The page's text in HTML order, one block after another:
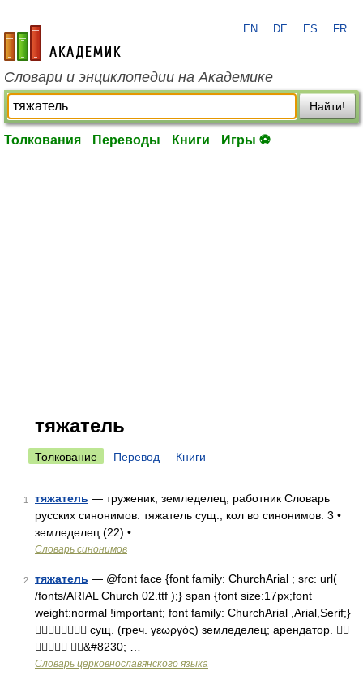
academic.ru
EN DE ES FR
Словари и энциклопедии на Академике
Найти!
Толкования Переводы Книги Игры ⚽
тяжатель
Толкование Перевод Книги
1 тяжатель — труженик, земледелец, работник Словарь
русских синонимов. тяжатель сущ., кол во синонимов: 3 •
земледелец (22) • …
Словарь синонимов
2 тяжатель — @font face {font family: ChurchArial ; src: url(
/fonts/ARIAL Church 02.ttf );} span {font size:17px;font
weight:normal !important; font family: ChurchArial ,Arial,Serif;}
 сущ. (греч. γεωργός) земледелец; арендатор. 
 &#8230; …
Словарь церковнославянского языка